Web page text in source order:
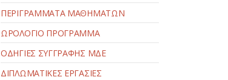
ΠΕΡΙΓΡΑΜΜΑΤΑ ΜΑΘΗΜΑΤΩΝ
ΩΡΟΛΟΓΙΟ ΠΡΟΓΡΑΜΜΑ
ΟΔΗΓΙΕΣ ΣΥΓΓΡΑΦΗΣ ΜΔΕ
ΔΙΠΛΩΜΑΤΙΚΕΣ ΕΡΓΑΣΙΕΣ